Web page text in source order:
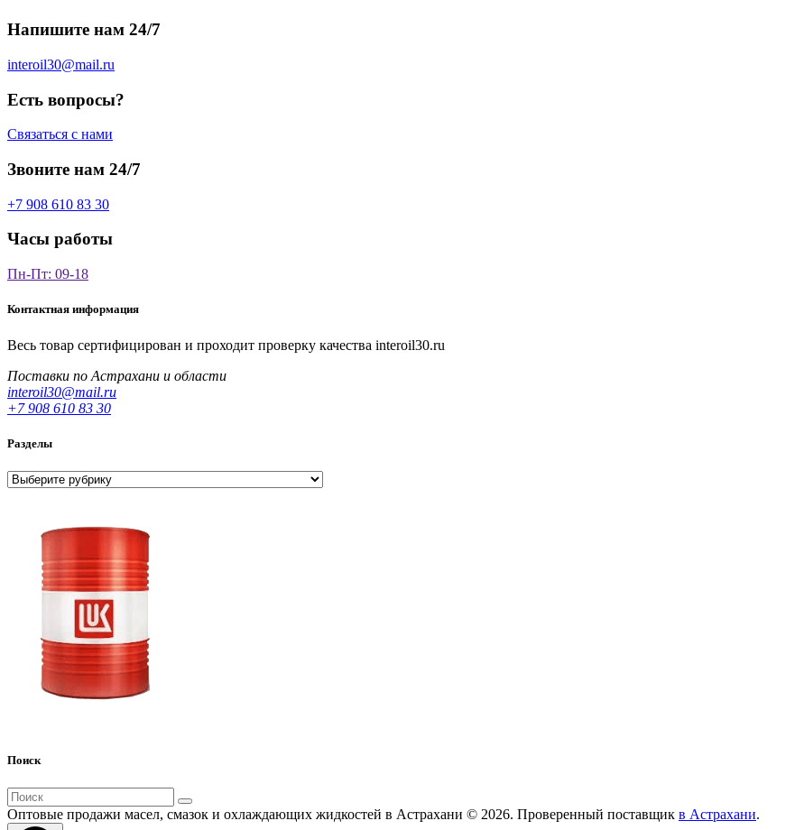
Напишите нам 24/7
interoil30@mail.ru
Есть вопросы?
Связаться с нами
Звоните нам 24/7
+7 908 610 83 30
Часы работы
Пн-Пт: 09-18
Контактная информация
Весь товар сертифицирован и проходит проверку качества interoil30.ru
Поставки по Астрахани и области
interoil30@mail.ru
+7 908 610 83 30
Разделы
Разделы
Поиск
Поиск
для:
Оптовые продажи масел, смазок и охлаждающих жидкостей в Астрахани © 2026. Проверенный поставщик в Астрахани.